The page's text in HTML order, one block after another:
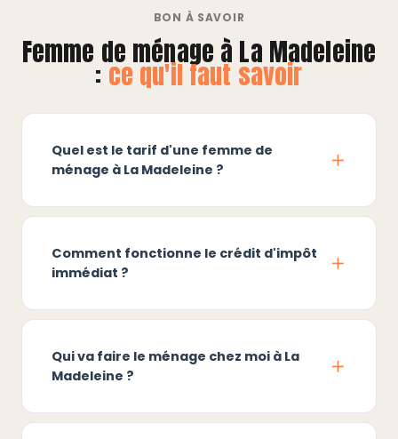
BON À SAVOIR
Femme de ménage à La Madeleine
:ce qu'il faut savoir
Quel est le tarif d'une femme de
ménage à La Madeleine ?
Comment fonctionne le crédit d'impôt
immédiat ?
Qui va faire le ménage chez moi à La
Madeleine ?